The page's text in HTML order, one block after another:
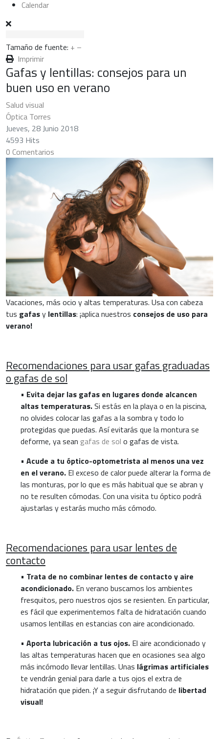
Calendar
Tamaño de fuente: + –
Imprimir
Gafas y lentillas: consejos para un
buen uso en verano
Salud visual
Óptica Torres
Jueves, 28 Junio 2018
4593 Hits
0 Comentarios
Vacaciones, más ocio y altas temperaturas. Usa con cabeza
tus gafasy lentillas: ¡aplica nuestros consejos de uso para
verano!
Recomendaciones para usar gafas graduadas
o gafas de sol
• Evita dejar las gafas en lugares donde alcancen
altas temperaturas.Si estás en la playa o en la piscina,
no olvides colocar las gafas a la sombra y todo lo
protegidas que puedas. Así evitarás que la montura se
deforme, ya sean gafas de sol o gafas de vista.
• Acude a tu óptico-optometrista al menos una vez
en el verano. El exceso de calor puede alterar la forma de
las monturas, por lo que es más habitual que se abran y
no te resulten cómodas. Con una visita tu óptico podrá
ajustarlas y estarás mucho más cómodo.
Recomendaciones para usar lentes de
contacto
• Trata de no combinar lentes de contacto y aire
acondicionado. En verano buscamos los ambientes
fresquitos, pero nuestros ojos se resienten. En particular,
es fácil que experimentemos falta de hidratación cuando
usamos lentillas en estancias con aire acondicionado.
• Aporta lubricación a tus ojos. El aire acondicionado y
las altas temperaturas hacen que en ocasiones sea algo
más incómodo llevar lentillas. Unas lágrimas artificiales
te vendrán genial para darle a tus ojos el extra de
hidratación que piden. ¡Y a seguir disfrutando de libertad
visual!